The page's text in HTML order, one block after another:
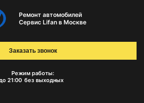
Ремонт автомобилей
Сервис Lifan в Москве
Режим работы:
21:00 без выходных
Заказать звонок